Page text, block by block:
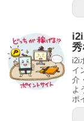
秀
i2i
イ
介
よ
ポ